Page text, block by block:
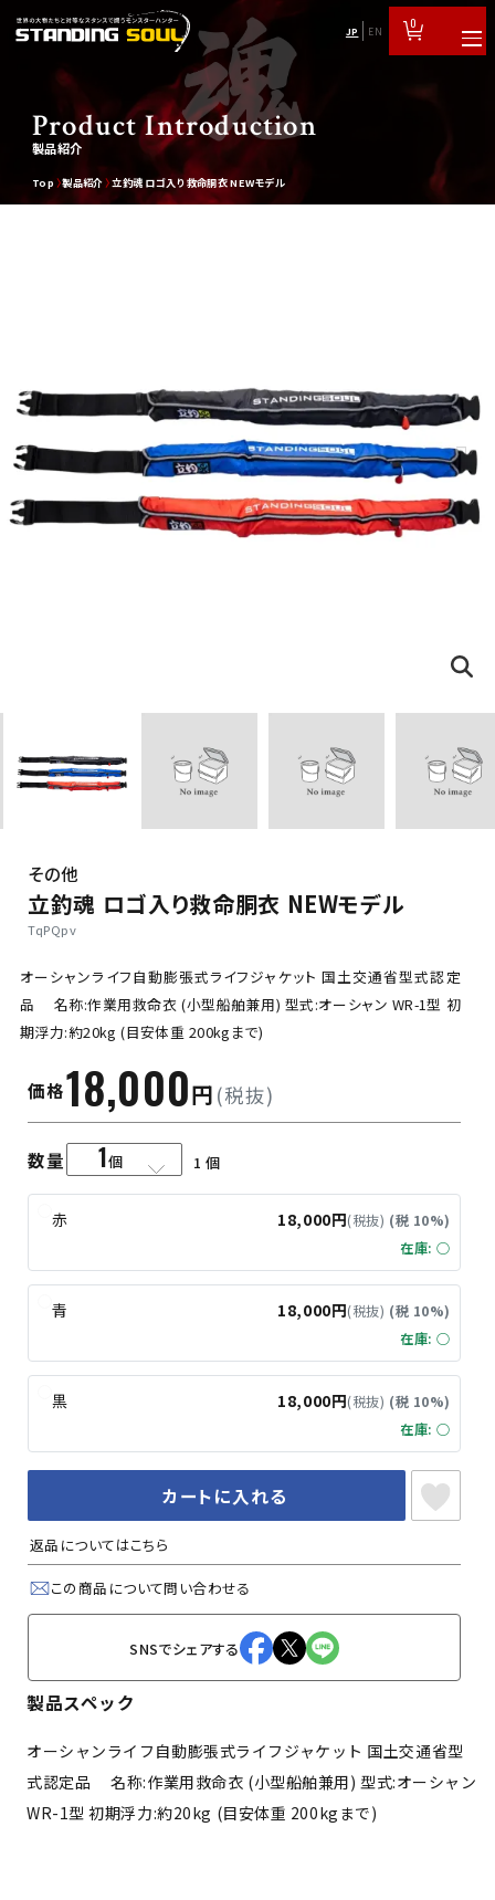
JP EN 0
Product Introduction
製品紹介
Top 製品紹介 立釣魂 ロゴ入り救命胴衣 NEWモデル
その他
立釣魂 ロゴ入り救命胴衣 NEWモデル
TqPQpv
オーシャンライフ自動膨張式ライフジャケット 国土交通省型式認定
品 名称:作業用救命衣 (小型船舶兼用) 型式:オーシャン WR-1型 初
期浮力:約20kg (目安体重 200kgまで)
価格18,000円 (税抜)
数量 1個
赤 18,000円(税抜) (税 10%)
在庫: ○
青 18,000円(税抜) (税 10%)
在庫: ○
黒 18,000円(税抜) (税 10%)
在庫: ○
カートに入れる
返品についてはこちら
この商品について問い合わせる
SNSでシェアする
製品スペック
オーシャンライフ自動膨張式ライフジャケット 国土交通省型
式認定品 名称:作業用救命衣 (小型船舶兼用) 型式:オーシャン
WR-1型 初期浮力:約20kg (目安体重 200kgまで)